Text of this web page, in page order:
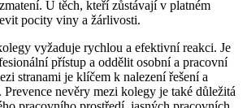
U těch, kteří zůstávají v platném
pocity viny a žárlivosti.
vyžaduje rychlou a efektivní reakci. Je
přístup a oddělit osobní a pracovní
stranami je klíčem k nalezení řešení a
nevěry mezi kolegy je také důležitá